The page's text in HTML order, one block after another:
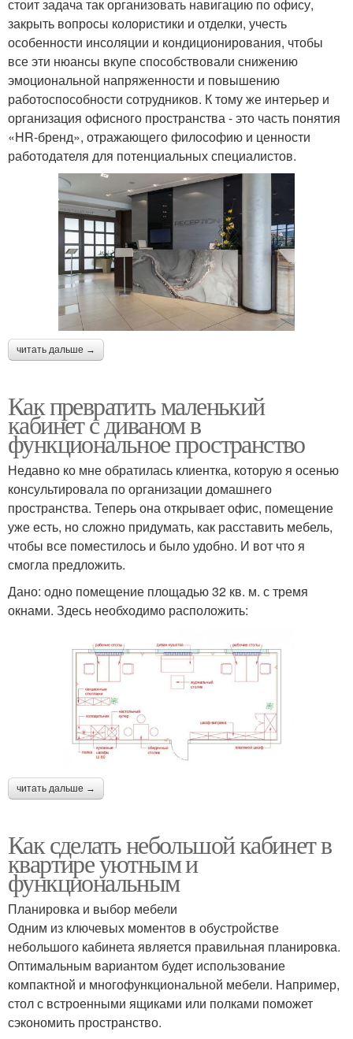
стоит задача так организовать навигацию по офису,
закрыть вопросы колористики и отделки, учесть
особенности инсоляции и кондиционирования, чтобы
все эти нюансы вкупе способствовали снижению
эмоциональной напряженности и повышению
работоспособности сотрудников. К тому же интерьер и
организация офисного пространства - это часть понятия
«HR-бренд», отражающего философию и ценности
работодателя для потенциальных специалистов.
читать дальше →
Как превратить маленький
кабинет с диваном в
функциональное пространство
Недавно ко мне обратилась клиентка, которую я осенью
консультировала по организации домашнего
пространства. Теперь она открывает офис, помещение
уже есть, но сложно придумать, как расставить мебель,
чтобы все поместилось и было удобно. И вот что я
смогла предложить.
Дано: одно помещение площадью 32 кв. м. с тремя
окнами. Здесь необходимо расположить:
читать дальше →
Как сделать небольшой кабинет в
квартире уютным и
функциональным
Планировка и выбор мебели
Одним из ключевых моментов в обустройстве
небольшого кабинета является правильная планировка.
Оптимальным вариантом будет использование
компактной и многофункциональной мебели. Например,
стол с встроенными ящиками или полками поможет
сэкономить пространство.